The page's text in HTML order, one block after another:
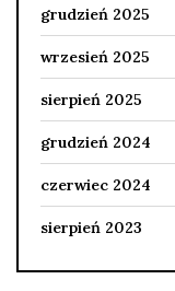
grudzień 2025
wrzesień 2025
sierpień 2025
grudzień 2024
czerwiec 2024
sierpień 2023